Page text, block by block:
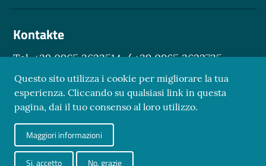
Kontakte
Tel. +39 0965 3622514 / +39 0965 3622735
turismo@reggiocal.it
Sezione Link Utili
Datenschutz Credits
Questo sito utilizza i cookie per migliorare la tua
esperienza. Cliccando su qualsiasi link in questa
pagina, dai il tuo consenso al loro utilizzo.
Maggiori informazioni
Si, accetto No, grazie